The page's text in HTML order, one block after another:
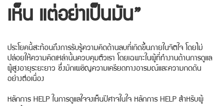
เห็น แต่อย่าเป็นมัน”
ประโยคนี้สะท้อนถึงการรับรู้ความคิดด้านลบที่เกิดขึ้นภายในจิตใจ โดยไม่
ปล่อยให้ความคิดเหล่านั้นควบคุมตัวเรา โดยเฉพาะในผู้ที่ทำงานด้านการดูแล
ผู้สูงอายุระยะยาว ซึ่งมักเผชิญความเครียดทางอารมณ์และความกดดัน
อย่างต่อเนื่อง
หลักการ HELP ในการดูแลใจจงเห็นปีศาจในใจ หลักการ HELP สำหรับผู้